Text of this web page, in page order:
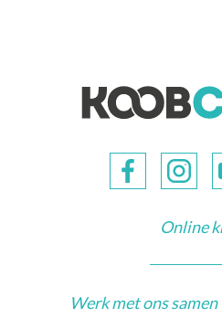
Online
Werk met ons samen